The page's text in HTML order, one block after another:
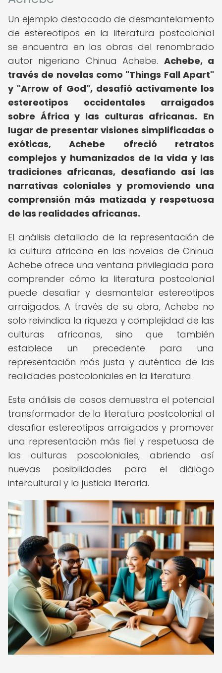
Un ejemplo destacado de desmantelamiento
de estereotipos en la literatura postcolonial
se encuentra en las obras del renombrado
autor nigeriano Chinua Achebe. Achebe, a
través de novelas como "Things Fall Apart"
y "Arrow of God", desafió activamente los
estereotipos occidentales arraigados
sobre África y las culturas africanas. En
lugar de presentar visiones simplificadas o
exóticas, Achebe ofreció retratos
complejos y humanizados de la vida y las
tradiciones africanas, desafiando así las
narrativas coloniales y promoviendo una
comprensión más matizada y respetuosa
de las realidades africanas.
El análisis detallado de la representación de
la cultura africana en las novelas de Chinua
Achebe ofrece una ventana privilegiada para
comprender cómo la literatura postcolonial
puede desafiar y desmantelar estereotipos
arraigados. A través de su obra, Achebe no
solo reivindica la riqueza y complejidad de las
culturas africanas, sino que también
establece un precedente para una
representación más justa y auténtica de las
realidades postcoloniales en la literatura.
Este análisis de casos demuestra el potencial
transformador de la literatura postcolonial al
desafiar estereotipos arraigados y promover
una representación más fiel y respetuosa de
las culturas poscoloniales, abriendo así
nuevas posibilidades para el diálogo
intercultural y la justicia literaria.